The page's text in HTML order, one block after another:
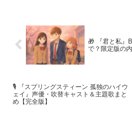
🎁 『君と私』
で？限定版の
🎙️ 『スプリングスティーン 孤独のハイウ
ェイ』声優・吹替キャスト＆主題歌まと
め【完全版】